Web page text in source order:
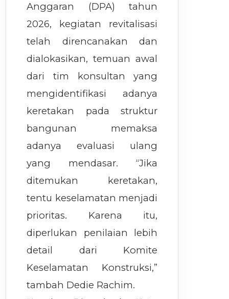
Anggaran (DPA) tahun
2026, kegiatan revitalisasi
telah direncanakan dan
dialokasikan, temuan awal
dari tim konsultan yang
mengidentifikasi adanya
keretakan pada struktur
bangunan memaksa
adanya evaluasi ulang
yang mendasar. “Jika
ditemukan keretakan,
tentu keselamatan menjadi
prioritas. Karena itu,
diperlukan penilaian lebih
detail dari Komite
Keselamatan Konstruksi,”
tambah Dedie Rachim.